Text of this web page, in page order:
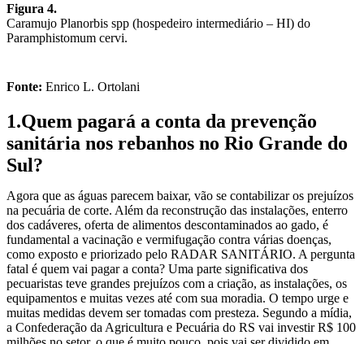
Figura 4.
Caramujo Planorbis spp (hospedeiro intermediário – HI) do
Paramphistomum cervi.
Fonte: Enrico L. Ortolani
1.Quem pagará a conta da prevenção
sanitária nos rebanhos no Rio Grande do
Sul?
Agora que as águas parecem baixar, vão se contabilizar os prejuízos
na pecuária de corte. Além da reconstrução das instalações, enterro
dos cadáveres, oferta de alimentos descontaminados ao gado, é
fundamental a vacinação e vermifugação contra várias doenças,
como exposto e priorizado pelo RADAR SANITÁRIO. A pergunta
fatal é quem vai pagar a conta? Uma parte significativa dos
pecuaristas teve grandes prejuízos com a criação, as instalações, os
equipamentos e muitas vezes até com sua moradia. O tempo urge e
muitas medidas devem ser tomadas com presteza. Segundo a mídia,
a Confederação da Agricultura e Pecuária do RS vai investir R$ 100